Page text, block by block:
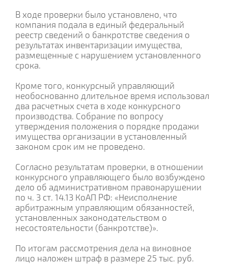
В ходе проверки было установлено, что
компания подала в единый федеральный
реестр сведений о банкротстве сведения о
результатах инвентаризации имущества,
размещенные с нарушением установленного
срока.
Кроме того, конкурсный управляющий
необоснованно длительное время использовал
два расчетных счета в ходе конкурсного
производства. Собрание по вопросу
утверждения положения о порядке продажи
имущества организации в установленный
законом срок им не проведено.
Согласно результатам проверки, в отношении
конкурсного управляющего было возбуждено
дело об административном правонарушении
по ч. 3 ст. 14.13 КоАП РФ: «Неисполнение
арбитражным управляющим обязанностей,
установленных законодательством о
несостоятельности (банкротстве)».
По итогам рассмотрения дела на виновное
лицо наложен штраф в размере 25 тыс. руб.